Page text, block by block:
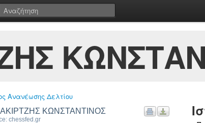
Ανανέωσης Δελτίου
ΚΩΝΣΤΑΝΤΙΝΟΣ
chessfed.gr